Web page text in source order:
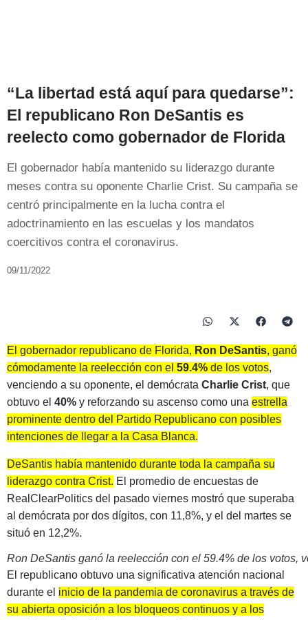
“La libertad está aquí para quedarse”:
El republicano Ron DeSantis es
reelecto como gobernador de Florida
El gobernador había mantenido su liderazgo durante
meses contra su oponente Charlie Crist. Su campaña se
centró principalmente en la lucha contra el
adoctrinamiento en las escuelas y los mandatos
coercitivos contra el coronavirus.
09/11/2022
El gobernador republicano de Florida, Ron DeSantis, ganó
cómodamente la reelección con el 59.4% de los votos,
venciendo a su oponente, el demócrata Charlie Crist, que
obtuvo el 40% y reforzando su ascenso como una estrella
prominente dentro del Partido Republicano con posibles
intenciones de llegar a la Casa Blanca.
DeSantis había mantenido durante toda la campaña su
liderazgo contra Crist. El promedio de encuestas de
RealClearPolitics del pasado viernes mostró que superaba
al demócrata por dos dígitos, con 11,8%, y el del martes se
situó en 12,2%.
Ron DeSantis ganó la reelección con el 59.4% de los votos,
El republicano obtuvo una significativa atención nacional
durante el inicio de la pandemia de coronavirus a través de
su abierta oposición a los bloqueos continuos y a los